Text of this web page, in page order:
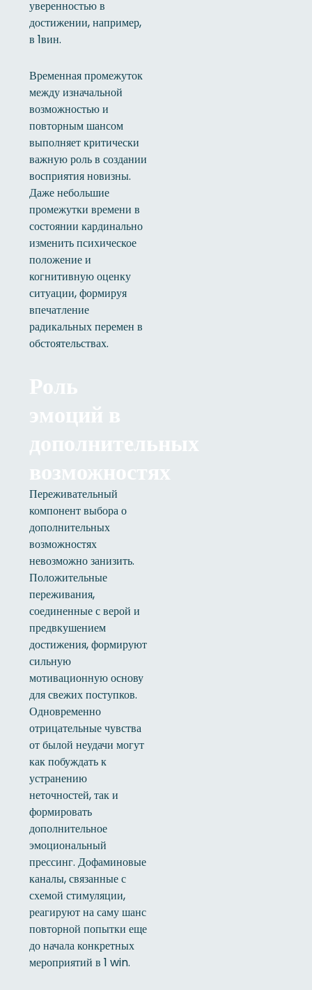
уверенностью в
достижении, например,
в 1вин.
Временная промежуток
между изначальной
возможностью и
повторным шансом
выполняет критически
важную роль в создании
восприятия новизны.
Даже небольшие
промежутки времени в
состоянии кардинально
изменить психическое
положение и
когнитивную оценку
ситуации, формируя
впечатление
радикальных перемен в
обстоятельствах.
Роль
эмоций в
дополнительных
возможностях
Переживательный
компонент выбора о
дополнительных
возможностях
невозможно занизить.
Положительные
переживания,
соединенные с верой и
предвкушением
достижения, формируют
сильную
мотивационную основу
для свежих поступков.
Одновременно
отрицательные чувства
от былой неудачи могут
как побуждать к
устранению
неточностей, так и
формировать
дополнительное
эмоциональный
прессинг. Дофаминовые
каналы, связанные с
схемой стимуляции,
реагируют на саму шанс
повторной попытки еще
до начала конкретных
мероприятий в 1 win.